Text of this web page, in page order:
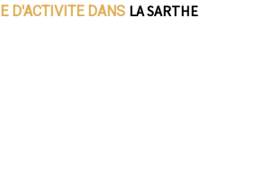
D'ACTIVITE DANS LA SARTHE